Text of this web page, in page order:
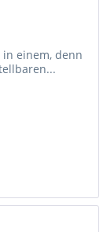
einem, denn